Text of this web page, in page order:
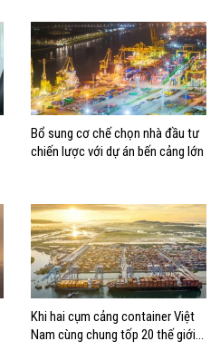
Bổ sung cơ chế chọn nhà đầu tư
chiến lược với dự án bến cảng lớn
Khi hai cụm cảng container Việt
Nam cùng chung tốp 20 thế giới